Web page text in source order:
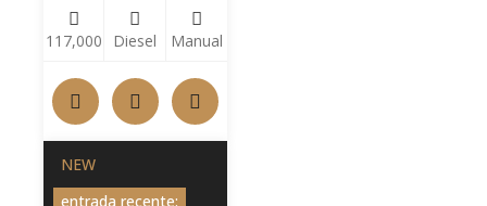
117,000 Diesel Manual
NEW
entrada recente: